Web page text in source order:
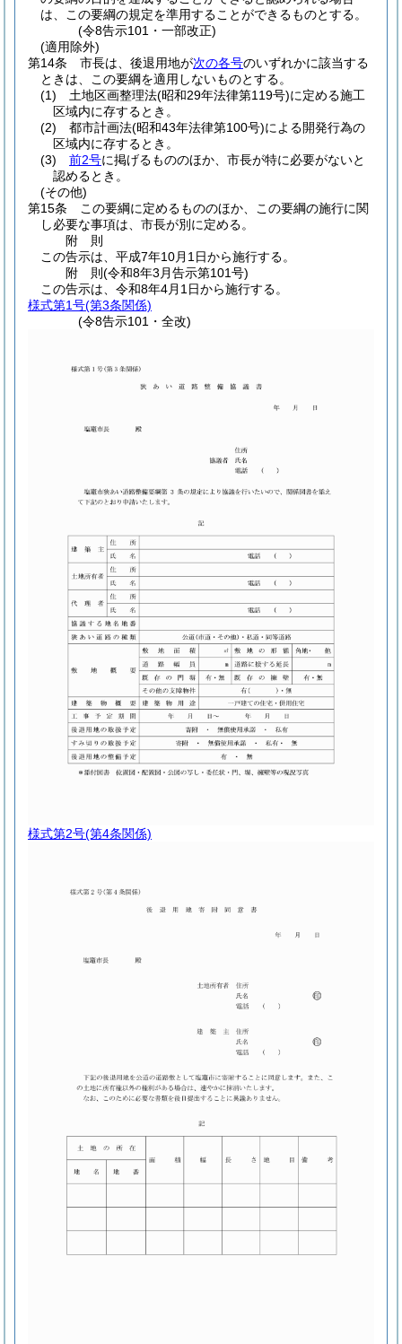
は、この要綱の規定を準用することができるものとする。
(令8告示101・一部改正)
(適用除外)
第14条
市長は、後退用地が次の各号のいずれかに該当する
ときは、この要綱を適用しないものとする。
(1)
土地区画整理法(昭和29年法律第119号)に定める施工
区域内に存するとき。
(2)
都市計画法(昭和43年法律第100号)による開発行為の
区域内に存するとき。
(3)
前2号に掲げるもののほか、市長が特に必要がないと
認めるとき。
(その他)
第15条
この要綱に定めるもののほか、この要綱の施行に関
し必要な事項は、市長が別に定める。
附 則
この告示は、平成7年10月1日から施行する。
附 則(令和8年3月告示第101号)
この告示は、令和8年4月1日から施行する。
様式第1号(第3条関係)
(令8告示101・全改)
様式第2号(第4条関係)